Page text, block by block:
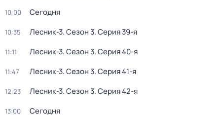
10:00 Сегодня
10:35 Лесник-3. Сезон 3. Серия 39-я
11:11 Лесник-3. Сезон 3. Серия 40-я
11:47 Лесник-3. Сезон 3. Серия 41-я
12:23 Лесник-3. Сезон 3. Серия 42-я
13:00 Сегодня